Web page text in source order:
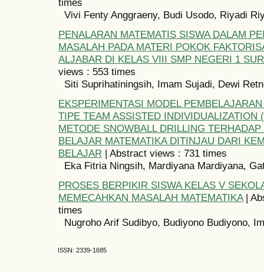
times
Vivi Fenty Anggraeny, Budi Usodo, Riyadi
PENALARAN MATEMATIS SISWA DALAM
MASALAH PADA MATERI POKOK
ALJABAR DI KELAS VIII SMP NEGERI 1
views : 553 times
Siti Suprihatiningsih, Imam Sujadi, Dewi
EKSPERIMENTASI MODEL
TIPE TEAM ASSISTED INDIVIDUALIZATION
METODE SNOWBALL DRILLING TERHADAP
BELAJAR MATEMATIKA DITINJAU DARI
BELAJAR | Abstract views : 731 times
Eka Fitria Ningsih, Mardiyana Mardiyana,
PROSES BERPIKIR SISWA KELAS V
MEMECAHKAN MASALAH MATEMATIKA|
times
Nugroho Arif Sudibyo, Budiyono Budiyono,
ISSN: 2339-1685